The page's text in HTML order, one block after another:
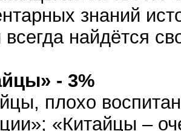
знаний
всегда найдётся
- 3%
плохо
«Китайцы –